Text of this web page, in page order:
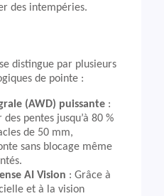
des intempéries.
se distingue par plusieurs
de pointe :
(AWD) puissante :
pentes jusqu’à 80 %
de 50 mm,
sans blocage même
AI Vision : Grâce à
et à la vision